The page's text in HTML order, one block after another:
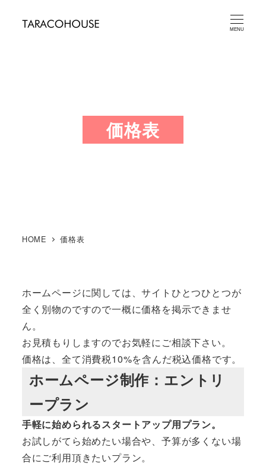
MENU
価格表
HOME 価格表
ホームページに関しては、サイトひとつひとつが
全く別物のですので一概に価格を掲示できませ
ん。
お見積もりしますのでお気軽にご相談下さい。
価格は、全て消費税10%を含んだ税込価格です。
ホームページ制作：エントリ
ープラン
手軽に始められるスタートアップ用プラン。
お試しがてら始めたい場合や、予算が多くない場
合にご利用頂きたいプラン。